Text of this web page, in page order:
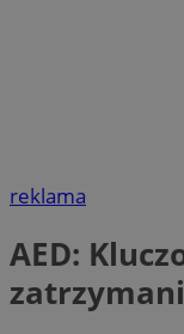
reklama
AED: